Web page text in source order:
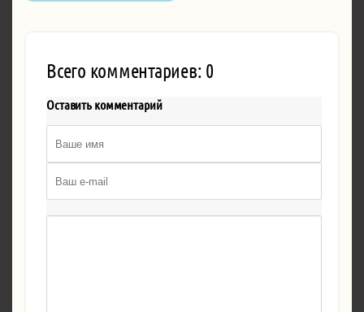
Всего комментариев: 0
Оставить комментарий